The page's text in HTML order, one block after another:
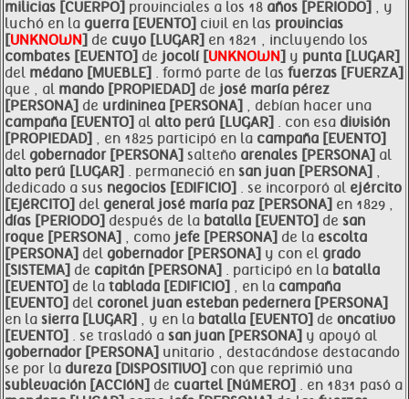
milicias [CUERPO] provinciales a los 18 años [PERIODO] , y
luchó en la guerra [EVENTO] civil en las provincias
[UNKNOWN] de cuyo [LUGAR] en 1821 , incluyendo los
combates [EVENTO] de jocolí [UNKNOWN] y punta [LUGAR]
del médano [MUEBLE] . formó parte de las fuerzas [FUERZA]
que , al mando [PROPIEDAD] de josé maría pérez
[PERSONA] de urdininea [PERSONA] , debían hacer una
campaña [EVENTO] al alto perú [LUGAR] . con esa división
[PROPIEDAD] , en 1825 participó en la campaña [EVENTO]
del gobernador [PERSONA] salteño arenales [PERSONA] al
alto perú [LUGAR] . permaneció en san juan [PERSONA] ,
dedicado a sus negocios [EDIFICIO] . se incorporó al ejército
[EJéRCITO] del general josé maría paz [PERSONA] en 1829 ,
días [PERIODO] después de la batalla [EVENTO] de san
roque [PERSONA] , como jefe [PERSONA] de la escolta
[PERSONA] del gobernador [PERSONA] y con el grado
[SISTEMA] de capitán [PERSONA] . participó en la batalla
[EVENTO] de la tablada [EDIFICIO] , en la campaña
[EVENTO] del coronel juan esteban pedernera [PERSONA]
en la sierra [LUGAR] , y en la batalla [EVENTO] de oncativo
[EVENTO] . se trasladó a san juan [PERSONA] y apoyó al
gobernador [PERSONA] unitario , destacándose destacando
se por la dureza [DISPOSITIVO] con que reprimió una
sublevación [ACCIóN] de cuartel [NúMERO] . en 1831 pasó a